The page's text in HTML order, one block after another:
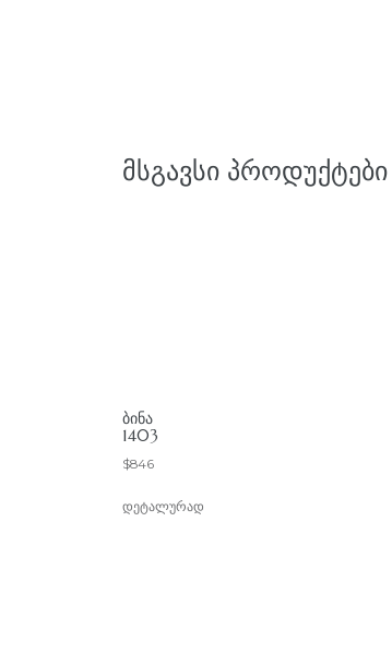
ᲛᲡᲒᲐᲕᲡᲘ ᲞᲠᲝᲓᲣᲥᲢᲔᲑᲘ
ᲑᲘᲜᲐ
1403
$846
დეტალურად